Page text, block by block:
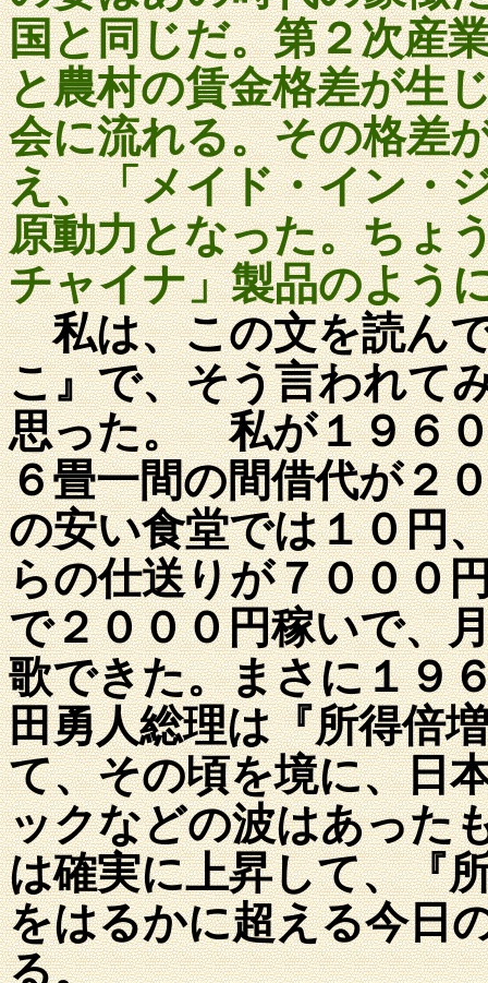
国と同じだ。第２次産
と農村の賃金格差が生
会に流れる。その格差
え、「メイド・イン・
原動力となった。ちょ
チャイナ」製品のよう
私は、この文を読ん
こ』で、そう言われて
思った。 私が１９６
６畳一間の間借代が２
の安い食堂では１０円
らの仕送りが７０００
で２０００円稼いで、
歌できた。まさに１９
田勇人総理は『所得倍
て、その頃を境に、日
ックなどの波はあった
は確実に上昇して、『
をはるかに超える今日
る。